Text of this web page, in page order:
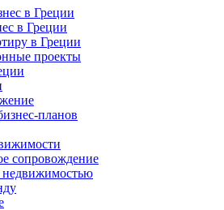
в Греции
в Греции
в Греции
проекты
планов
сопровождение
недвижимостью